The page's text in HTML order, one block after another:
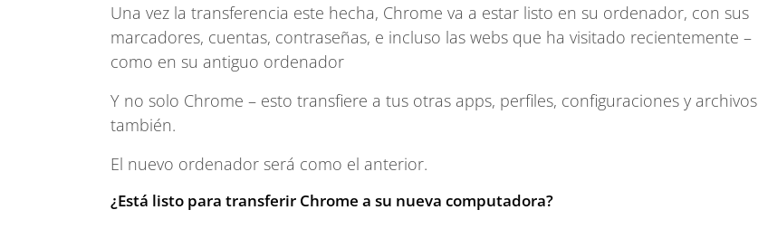
Una vez la transferencia este hecha, Chrome va a estar listo en su ordenador, con sus
marcadores, cuentas, contraseñas, e incluso las webs que ha visitado recientemente –
como en su antiguo ordenador
Y no solo Chrome – esto transfiere a tus otras apps, perfiles, configuraciones y archivos
también.
El nuevo ordenador será como el anterior.
¿Está listo para transferir Chrome a su nueva computadora?